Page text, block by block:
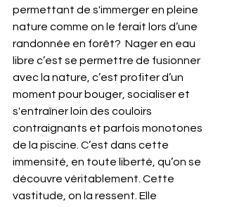
permettant de s'immerger en pleine
nature comme on le ferait lors d’une
randonnée en forêt?  Nager en eau
libre c’est se permettre de fusionner
avec la nature, c’est profiter d’un
moment pour bouger, socialiser et
s'entraîner loin des couloirs
contraignants et parfois monotones
de la piscine. C’est dans cette
immensité, en toute liberté, qu’on se
découvre véritablement. Cette
vastitude, on la ressent. Elle